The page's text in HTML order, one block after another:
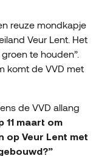
reuze mondkapje
Veur Lent. Het
te houden”.
komt de VVD met
de VVD allang
11 maart om
op Veur Lent met